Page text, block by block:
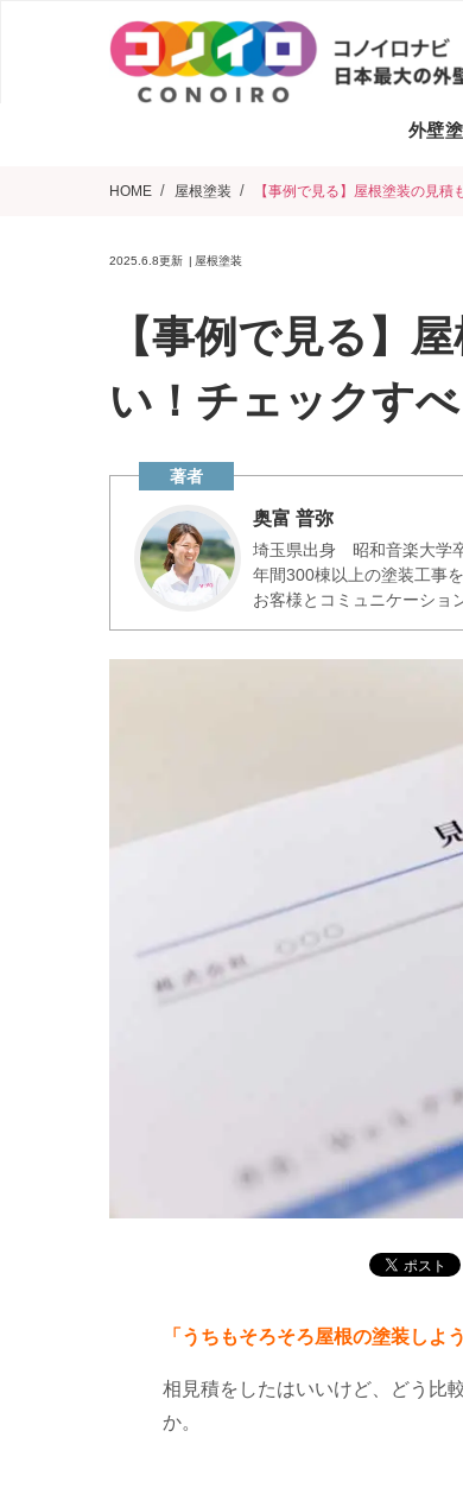
外壁
HOME 屋根塗装 【事例で見る】屋根塗装の見
2025.6.8更新 屋根塗装
【事例で見る】
い！チェックす
奥富 普弥
埼玉県出身 昭和音楽大学
年間300棟以上の塗装工事
お客様とコミュニケーショ
「うちもそろそろ屋根の塗装しよう
相見積をしたはいいけど、どう比
か。